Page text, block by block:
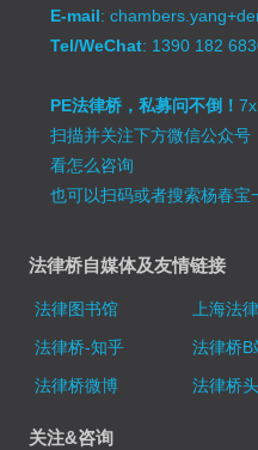
E-mail:
Tel/WeChat: 1390 182
PE法律桥，私募问不倒！
扫描并关注下方微信公众号
看怎么咨询
也可以扫码或者搜索杨春
法律桥自媒体及友情链接
法律图书馆 上海法
法律桥-知乎
法律桥B
法律桥微博
法律桥
关注&咨询